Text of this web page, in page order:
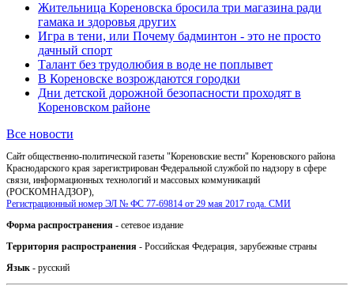
Жительница Кореновска бросила три магазина ради
гамака и здоровья других
Игра в тени, или Почему бадминтон - это не просто
дачный спорт
Талант без трудолюбия в воде не поплывет
В Кореновске возрождаются городки
Дни детской дорожной безопасности проходят в
Кореновском районе
Все новости
Сайт общественно-политической газеты "Кореновские вести" Кореновского района
Краснодарского края зарегистрирован Федеральной службой по надзору в сфере
связи, информационных технологий и массовых коммуникаций
(РОСКОМНАДЗОР),
Регистрационный номер ЭЛ № ФС 77-69814 от 29 мая 2017 года. СМИ
Форма распространения - сетевое издание
Территория распространения - Российская Федерация, зарубежные страны
Язык - русский